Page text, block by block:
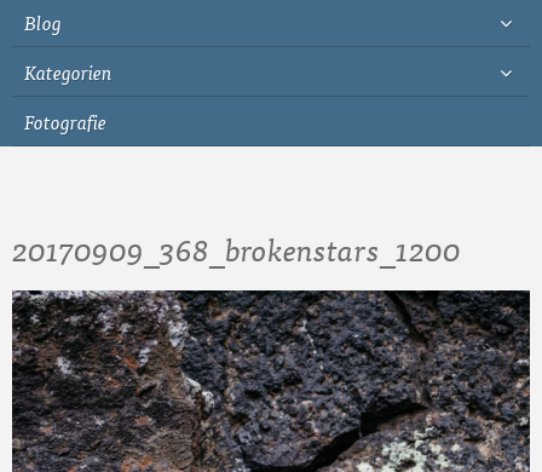
Blog
Kategorien
Fotografie
20170909_368_brokenstars_1200